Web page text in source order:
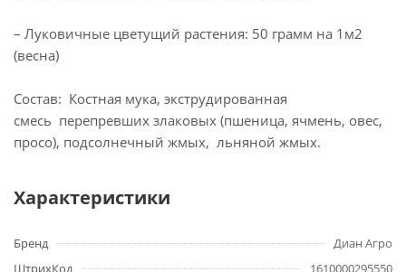
– Луковичные цветущий растения: 50 грамм на 1м2
(весна)
Состав: Костная мука, экструдированная
смесь перепревших злаковых (пшеница, ячмень, овес,
просо), подсолнечный жмых, льняной жмых.
Характеристики
Бренд
Диан Агро
ШтрихКод
1610000295550